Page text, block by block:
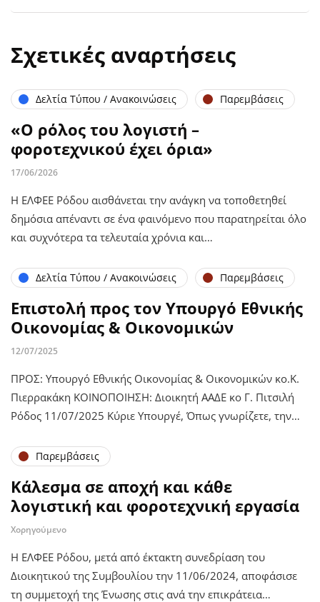
Σχετικές αναρτήσεις
Δελτία Τύπου / Ανακοινώσεις Παρεμβάσεις
«Ο ρόλος του λογιστή –
φοροτεχνικού έχει όρια»
17/06/2026
Η ΕΛΦΕΕ Ρόδου αισθάνεται την ανάγκη να τοποθετηθεί
δημόσια απέναντι σε ένα φαινόμενο που παρατηρείται όλο
και συχνότερα τα τελευταία χρόνια και…
Δελτία Τύπου / Ανακοινώσεις Παρεμβάσεις
Επιστολή προς τον Υπουργό Εθνικής
Οικονομίας & Οικονομικών
12/07/2025
ΠΡΟΣ: Υπουργό Εθνικής Οικονομίας & Οικονομικών κο.Κ.
Πιερρακάκη ΚΟΙΝΟΠΟΙΗΣΗ: Διοικητή ΑΑΔΕ κο Γ. Πιτσιλή
Ρόδος 11/07/2025 Κύριε Υπουργέ, Όπως γνωρίζετε, την…
Παρεμβάσεις
Κάλεσμα σε αποχή και κάθε
λογιστική και φοροτεχνική εργασία
Χορηγούμενο
Η ΕΛΦΕΕ Ρόδου, μετά από έκτακτη συνεδρίαση του
Διοικητικού της Συμβουλίου την 11/06/2024, αποφάσισε
τη συμμετοχή της Ένωσης στις ανά την επικράτεια…